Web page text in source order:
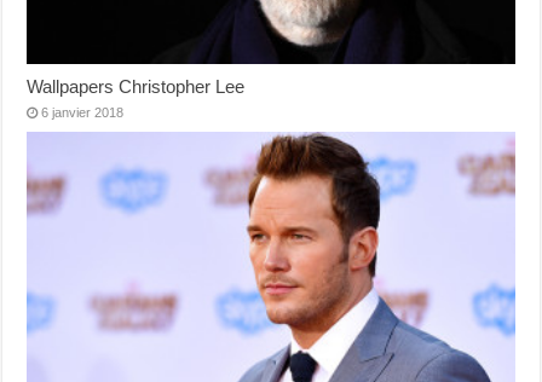
Wallpapers Christopher Lee
6 janvier 2018